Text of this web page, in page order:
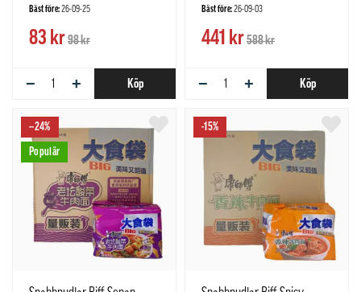
Bäst före:26-09-25
83 kr98 kr
− + Köp
Bäst före:26-09-03
441 kr588 kr
− + Köp
--24%
Populär
-15%